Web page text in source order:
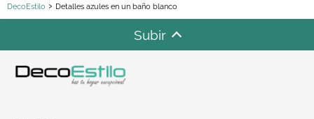
DecoEstilo Detalles azules en un baño blanco
Subir